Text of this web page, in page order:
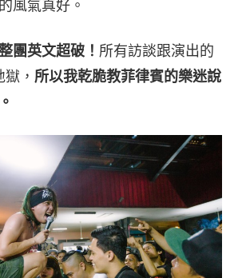
風氣真好。
團英文超破！ 所有訪談跟演出的
， 所以我乾脆教菲律賓的樂迷說